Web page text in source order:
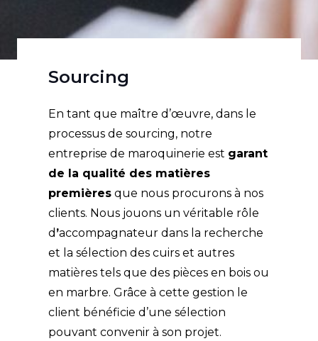
Sourcing
En tant que maître d’œuvre, dans le
processus de sourcing, notre
entreprise de maroquinerie est garant
de la qualité des matières
premières que nous procurons à nos
clients. Nous jouons un véritable rôle
d ’accompagnateur dans la recherche
et la sélection des cuirs et autres
matières tels que des pièces en bois ou
en marbre. Grâce à cette gestion le
client bénéficie d’une sélection
pouvant convenir à son projet.